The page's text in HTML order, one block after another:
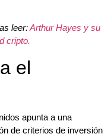
leer:Arthur Hayes y su
cripto.
el
apunta a una
de criterios de inversión